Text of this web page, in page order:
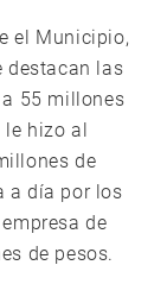
el Municipio,
destacan las
55 millones
hizo al
de
a día por los
de
de pesos.